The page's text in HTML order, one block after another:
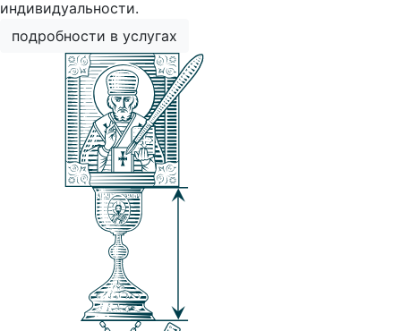
индивидуальности.
подробности в услугах